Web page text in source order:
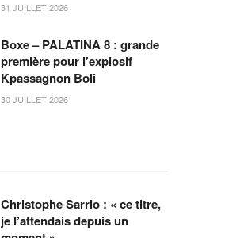
31 JUILLET 2026
Boxe – PALATINA 8 : grande
première pour l’explosif
Kpassagnon Boli
30 JUILLET 2026
Christophe Sarrio : « ce titre,
je l’attendais depuis un